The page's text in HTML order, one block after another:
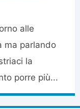
alle
ma parlando
la
porre più...